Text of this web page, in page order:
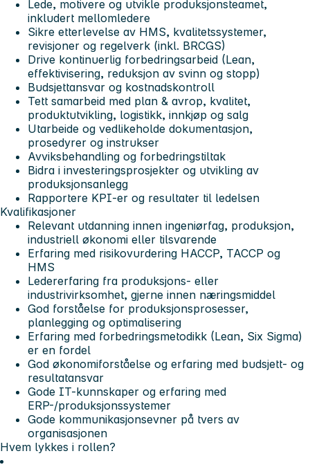
Lede, motivere og utvikle produksjonsteamet,
inkludert mellomledere
Sikre etterlevelse av HMS, kvalitetssystemer,
revisjoner og regelverk (inkl. BRCGS)
Drive kontinuerlig forbedringsarbeid (Lean,
effektivisering, reduksjon av svinn og stopp)
Budsjettansvar og kostnadskontroll
Tett samarbeid med plan & avrop, kvalitet,
produktutvikling, logistikk, innkjøp og salg
Utarbeide og vedlikeholde dokumentasjon,
prosedyrer og instrukser
Avviksbehandling og forbedringstiltak
Bidra i investeringsprosjekter og utvikling av
produksjonsanlegg
Rapportere KPI-er og resultater til ledelsen
Kvalifikasjoner
Relevant utdanning innen ingeniørfag, produksjon,
industriell økonomi eller tilsvarende
Erfaring med risikovurdering HACCP, TACCP og
HMS
Ledererfaring fra produksjons- eller
industrivirksomhet, gjerne innen næringsmiddel
God forståelse for produksjonsprosesser,
planlegging og optimalisering
Erfaring med forbedringsmetodikk (Lean, Six Sigma)
er en fordel
God økonomiforståelse og erfaring med budsjett- og
resultatansvar
Gode IT-kunnskaper og erfaring med
ERP-/produksjonssystemer
Gode kommunikasjonsevner på tvers av
organisasjonen
Hvem lykkes i rollen?